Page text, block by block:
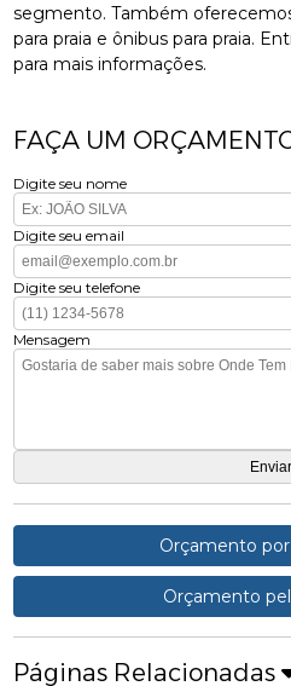
segmento. Também
para praia e ônibus para praia.
para mais informações.
FAÇA UM
Digite seu nome
Digite seu email
Digite seu telefone
Mensagem
Orçamento
Orçamento
Páginas Relacionadas